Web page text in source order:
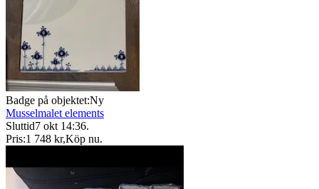
Badge på objektet:Ny
Musselmalet elements
Sluttid7 okt 14:36.
Pris:1 748 kr,Köp nu.